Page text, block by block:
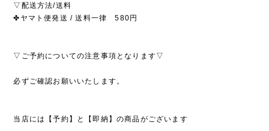
▽配送方法/送料
✤ヤマト便発送 / 送料一律 580円
▽ご予約についての注意事項となります▽
必ずご確認お願いいたします。
当店には【予約】と【即納】の商品がございます